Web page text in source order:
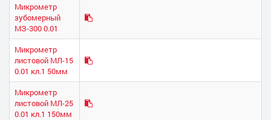
Микрометр
зубомерный
МЗ-300 0.01
Микрометр
листовой МЛ-15
0.01 кл.1 50мм
Микрометр
листовой МЛ-25
0.01 кл.1 150мм